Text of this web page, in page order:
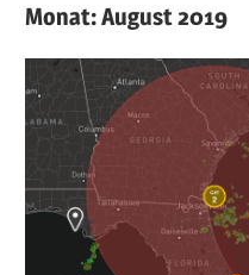
Monat:August 2019